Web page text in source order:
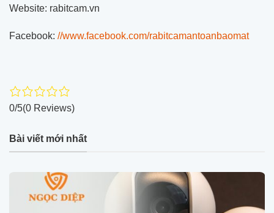
Website: rabitcam.vn
Facebook: //www.facebook.com/rabitcamantoanbaomat
0/5(0 Reviews)
Bài viết mới nhất